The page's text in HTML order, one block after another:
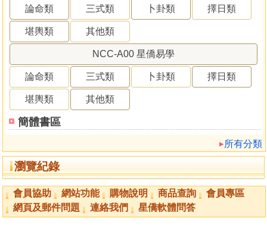
論命類 三式類 卜卦類 擇日類
堪輿類 其他類
NCC-A00 星僑易學
論命類 三式類 卜卦類 擇日類
堪輿類 其他類
簡體書區
所有分類
瀏覽紀錄
會員協助 網站功能 購物說明 商品查詢
會員專區
網頁及郵件問題
連絡我們 星僑軟體問答